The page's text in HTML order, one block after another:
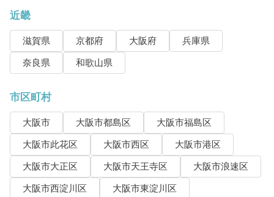
近畿
滋賀県 京都府 大阪府
兵庫県
奈良県
和歌山県
市区町村
大阪市 大阪市都島区
大阪市福島区
大阪市此花区
大阪市西区
大阪市港区
大阪市大正区
大阪市天王寺区
大阪市浪速区
大阪市西淀川区
大阪市東淀川区